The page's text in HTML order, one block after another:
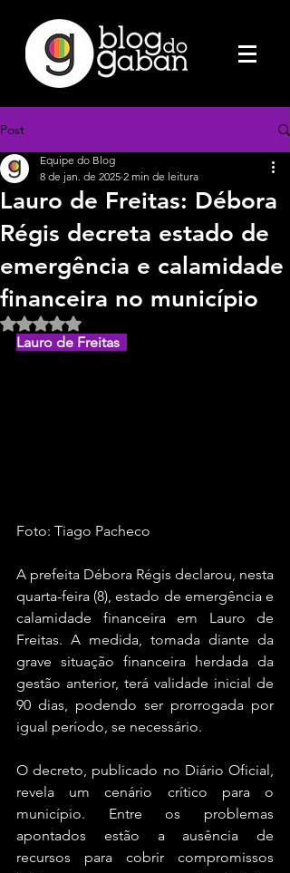
Post
Lauro de Freitas: Débora
Régis decreta estado de
emergência e calamidade
financeira no município
Equipe do Blog
8 de jan. de 2025 2 min de leitura
Avaliado com NaN de 5 estrelas.
Lauro de Freitas
Foto: Tiago Pacheco
A prefeita Débora Régis declarou, nesta
quarta-feira (8), estado de emergência e
calamidade financeira em Lauro de
Freitas. A medida, tomada diante da
grave situação financeira herdada da
gestão anterior, terá validade inicial de
90 dias, podendo ser prorrogada por
igual período, se necessário.
O decreto, publicado no Diário Oficial,
revela um cenário crítico para o
município. Entre os problemas
apontados estão a ausência de
recursos para cobrir compromissos